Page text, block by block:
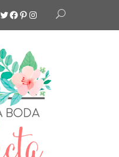
Twitter
Facebook
Pinterest
Instagram